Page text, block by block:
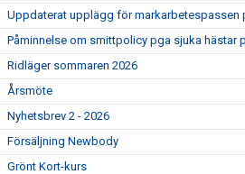
Uppdaterat upplägg för markarbetespassen
Påminnelse om smittpolicy pga sjuka hästar
Ridläger sommaren 2026
Årsmöte
Nyhetsbrev 2 - 2026
Försäljning Newbody
Grönt Kort-kurs